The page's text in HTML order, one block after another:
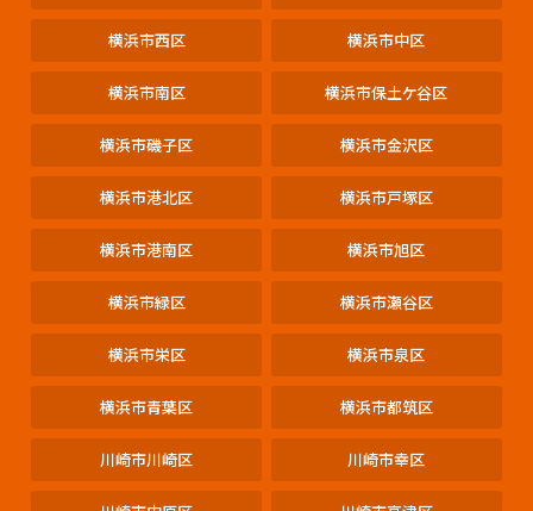
横浜市西区 横浜市中区
横浜市南区 横浜市保土ケ谷区
横浜市磯子区 横浜市金沢区
横浜市港北区 横浜市戸塚区
横浜市港南区 横浜市旭区
横浜市緑区 横浜市瀬谷区
横浜市栄区 横浜市泉区
横浜市青葉区 横浜市都筑区
川崎市川崎区 川崎市幸区